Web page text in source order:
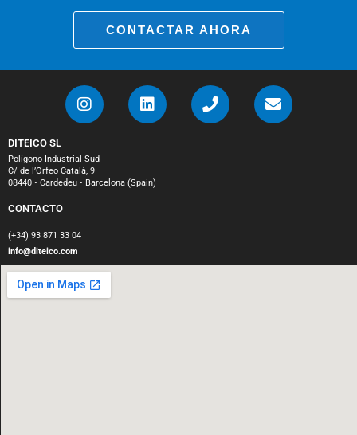
CONTACTAR AHORA
DITEICO SL
Polígono Industrial Sud
C/ de l’Orfeo Català, 9
08440 • Cardedeu • Barcelona (Spain)
CONTACTO
(+34) 93 871 33 04
info@diteico.com